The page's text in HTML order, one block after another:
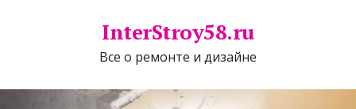
InterStroy58.ru
Все о ремонте и дизайне